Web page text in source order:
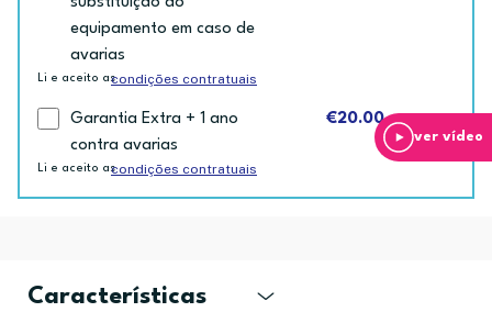
ver vídeo
equipamento em caso de
avarias
Li e aceito ascondições contratuais
Garantia Extra + 1 ano
contra avarias
€20.00
Li e aceito ascondições contratuais
Características